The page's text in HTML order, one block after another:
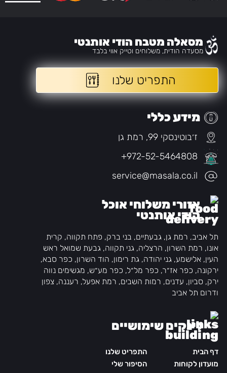
מסאלה מטבח הודי אותנטי
מסעדה הודית, משלוחים וטייק אווי בלבד
התפריט שלנו
מידע כללי
ז׳בוטינסקי 99, רמת גן
+972-52-5464808
service@masala.co.il
אזורי משלוחי אוכל
הודי אותנטי
תל אביב, רמת גן, גבעתיים, בני ברק, פתח תקווה, קרית
אונו, רמת השרון, הרצליה, גני תקווה, גבעת שמואל ראש
העין, אלישמע, גני יהודה, גת רימון, הוד השרון, כפר סבא,
ירקונה, כפר אז״ר, כפר מל״ל, כפר מע״ש, מגשימים נווה
ירק, סביון, עדנים, רמות השבים, רמת אפעל, רעננה, צפון
ודרום תל אביב
לינקים שימושיים
דף הבית
התפריט שלנו
מועדון לקוחות
הסיפור שלי